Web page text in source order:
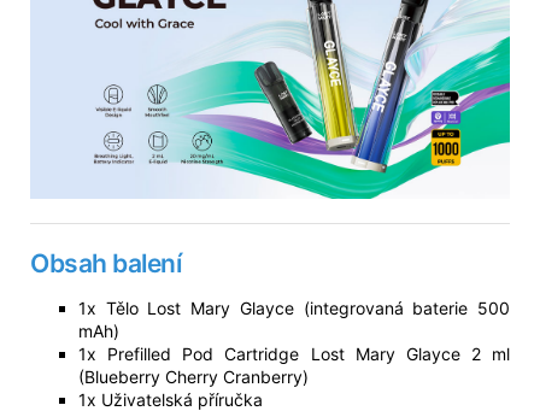
Obsah balení
1x Tělo Lost Mary Glayce (integrovaná baterie 500
mAh)
1x Prefilled Pod Cartridge Lost Mary Glayce 2 ml
(Blueberry Cherry Cranberry)
1x Uživatelská příručka